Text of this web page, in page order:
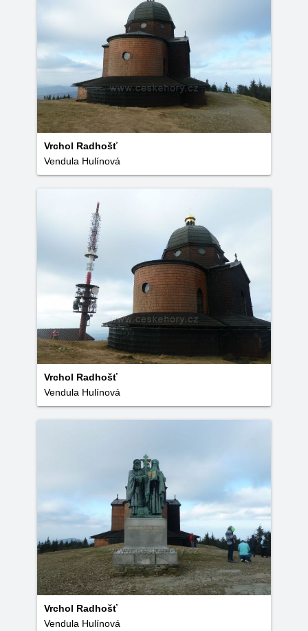
Vrchol Radhošť
Vendula Hulínová
Vrchol Radhošť
Vendula Hulínová
Vrchol Radhošť
Vendula Hulínová